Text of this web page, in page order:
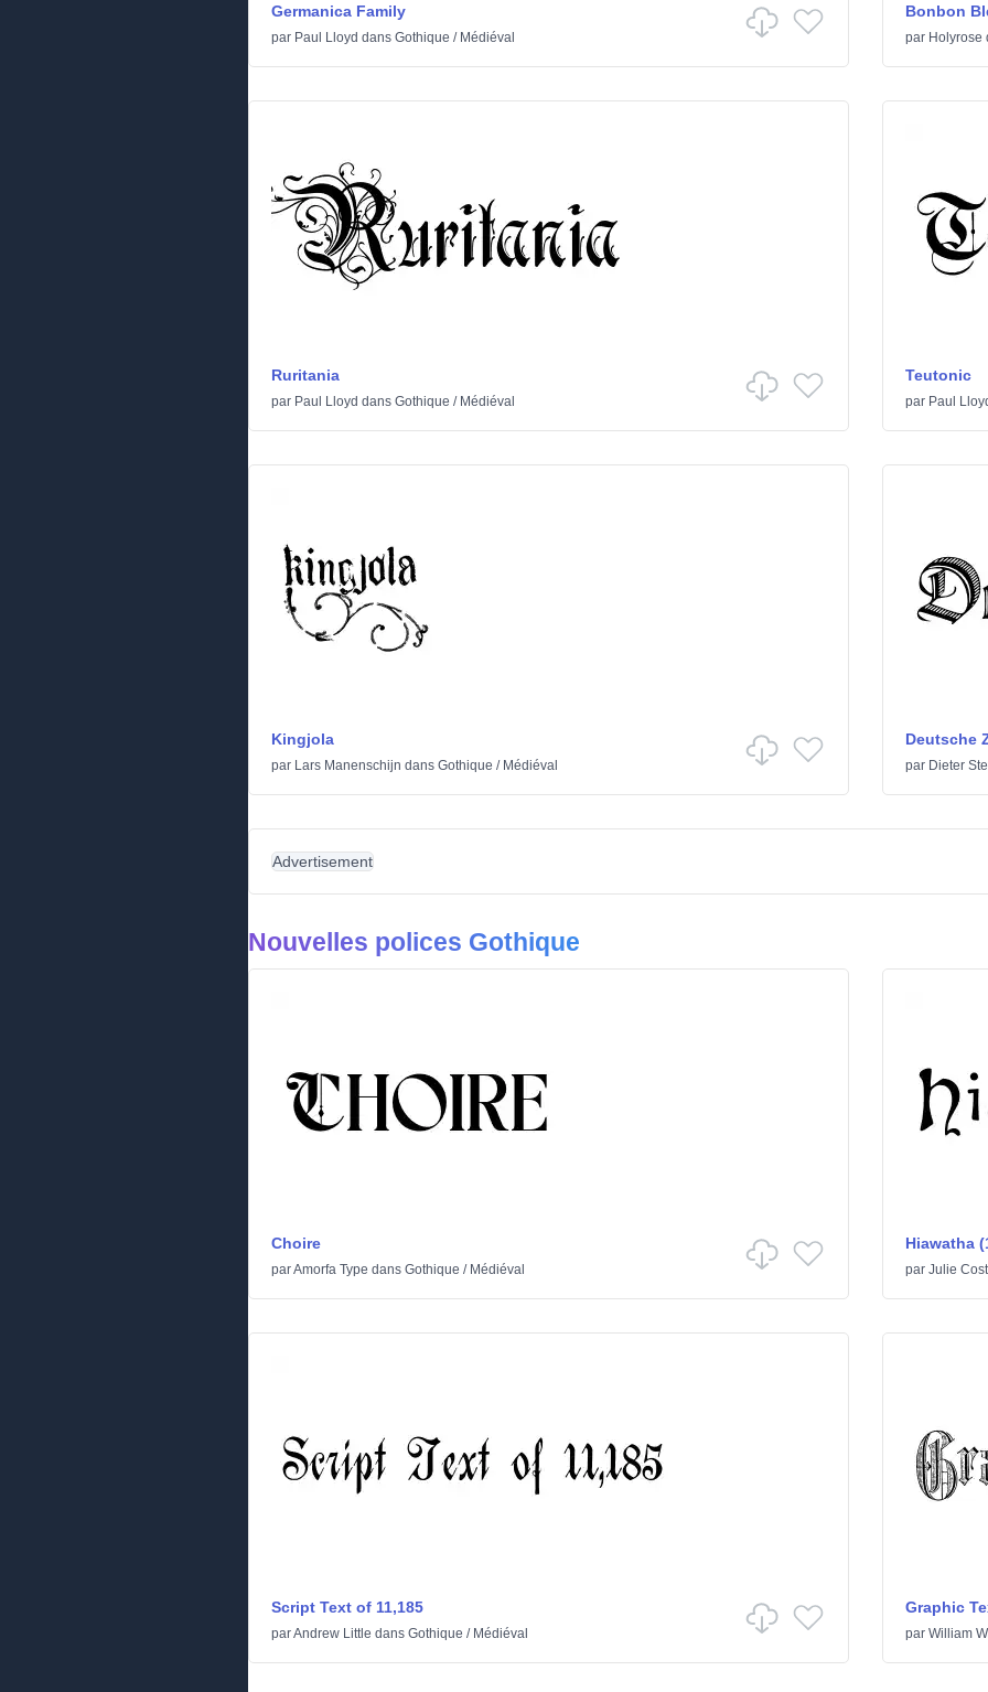
Germanica Family
par Paul Lloyd dans Gothique / Médiéval
Bonbon
par Holyrose
Ruritania
par Paul Lloyd dans Gothique / Médiéval
Teutonic
par Paul
Kingjola
par Lars Manenschijn dans Gothique / Médiéval
Deutsche
par Dieter
Advertisement
Nouvelles polices Gothique
Choire
parAmorfa Type dans Gothique / Médiéval
Hiawatha
par Julie
Script Text of 11,185
parAndrew Little dans Gothique / Médiéval
Graphic
par William